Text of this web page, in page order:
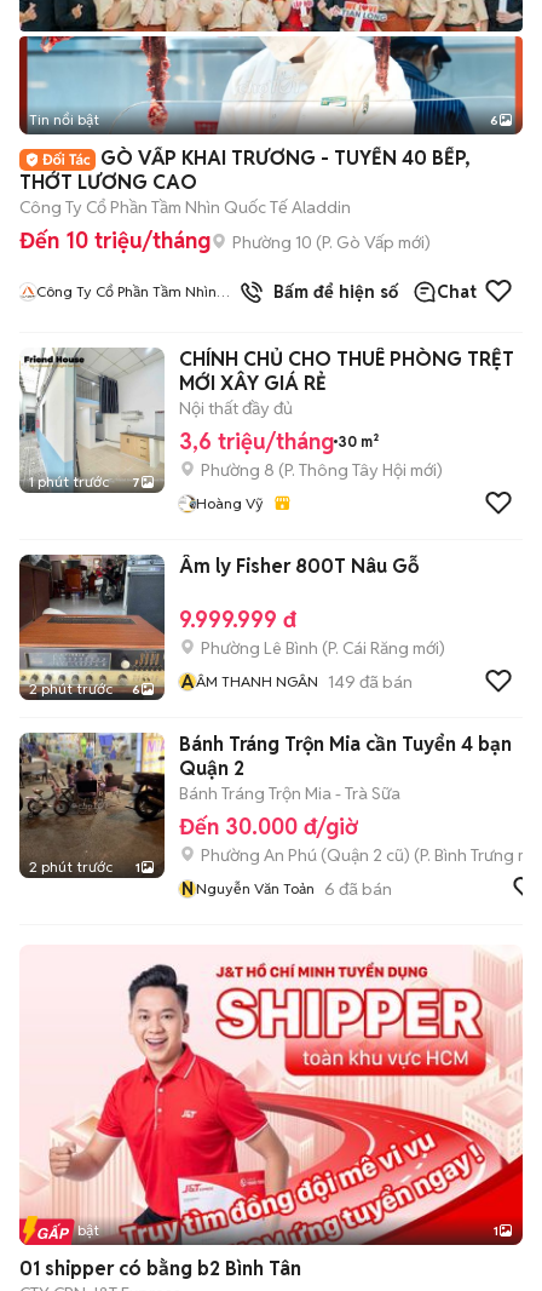
+2
Tin nổi bật 6
GÒ VẤP KHAI TRƯƠNG - TUYỂN 40 BẾP,
THỚT LƯƠNG CAO
Công Ty Cổ Phần Tầm Nhìn Quốc Tế Aladdin
Đến 10 triệu/tháng Phường 10 (P. Gò Vấp mới)
Công Ty Cổ Phần Tầm Nhìn
Bấm để hiện số Chat
1 phút trước 7
CHÍNH CHỦ CHO THUÊ PHÒNG TRỆT
MỚI XÂY GIÁ RẺ
Nội thất đầy đủ
3,6 triệu/tháng 30 m²
Phường 8 (P. Thông Tây Hội mới)
Hoàng Vỹ
2 phút trước 6
Âm ly Fisher 800T Nâu Gỗ
9.999.999 đ
Phường Lê Bình (P. Cái Răng mới)
ÂÂM THANH NGÂN 149 đã bán
2 phút trước 1
Bánh Tráng Trộn Mia cần Tuyển 4 bạn
Quận 2
Bánh Tráng Trộn Mia - Trà Sữa
Đến 30.000 đ/giờ
Phường An Phú (Quận 2 cũ) (P. Bình Trưng
NNguyễn Văn Toản 6 đã bán
Tin nổi bật 1
01 shipper có bằng b2 Bình Tân